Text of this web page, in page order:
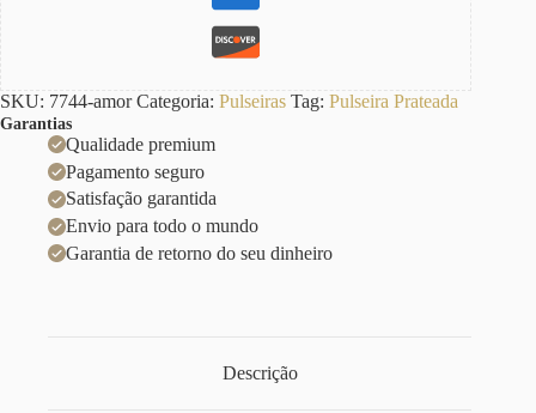
SKU: 7744-amor Categoria: Pulseiras Tag: Pulseira Prateada
Garantias
Qualidade premium
Pagamento seguro
Satisfação garantida
Envio para todo o mundo
Garantia de retorno do seu dinheiro
Descrição